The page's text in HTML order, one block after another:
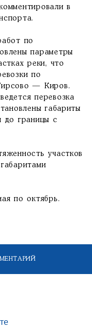
в
по
параметры
реки, что
по
— Киров.
перевозка
габариты
до границы с
участков
по октябрь.